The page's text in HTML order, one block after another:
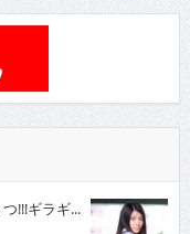
!!!ギラギ...